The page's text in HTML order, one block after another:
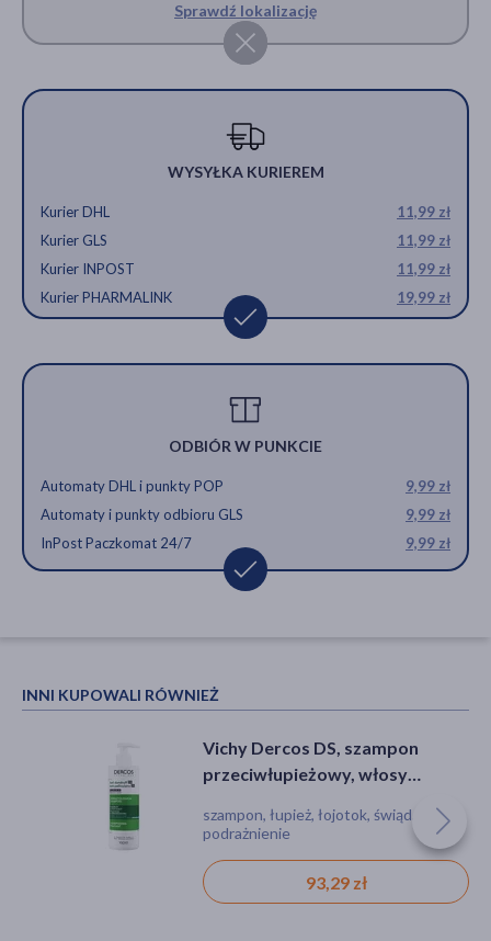
Sprawdź lokalizację
WYSYŁKA KURIEREM
Kurier DHL
11,99 zł
Kurier GLS
11,99 zł
Kurier INPOST
11,99 zł
Kurier PHARMALINK
19,99 zł
ODBIÓR W PUNKCIE
Automaty DHL i punkty POP
9,99 zł
Automaty i punkty odbioru GLS
9,99 zł
InPost Paczkomat 24/7
9,99 zł
INNI KUPOWALI RÓWNIEŻ
Vichy Dercos DS, szampon
przeciwłupieżowy, włosy
390 ml
szampon, łupież, łojotok, świąd,
podrażnienie
93,29 zł